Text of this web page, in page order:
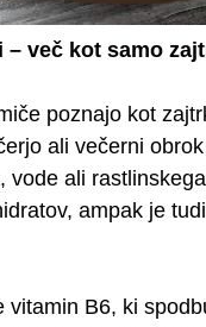
– več kot samo
poznajo kot
ali večerni
vode ali
ampak je
vitamin B6, ki